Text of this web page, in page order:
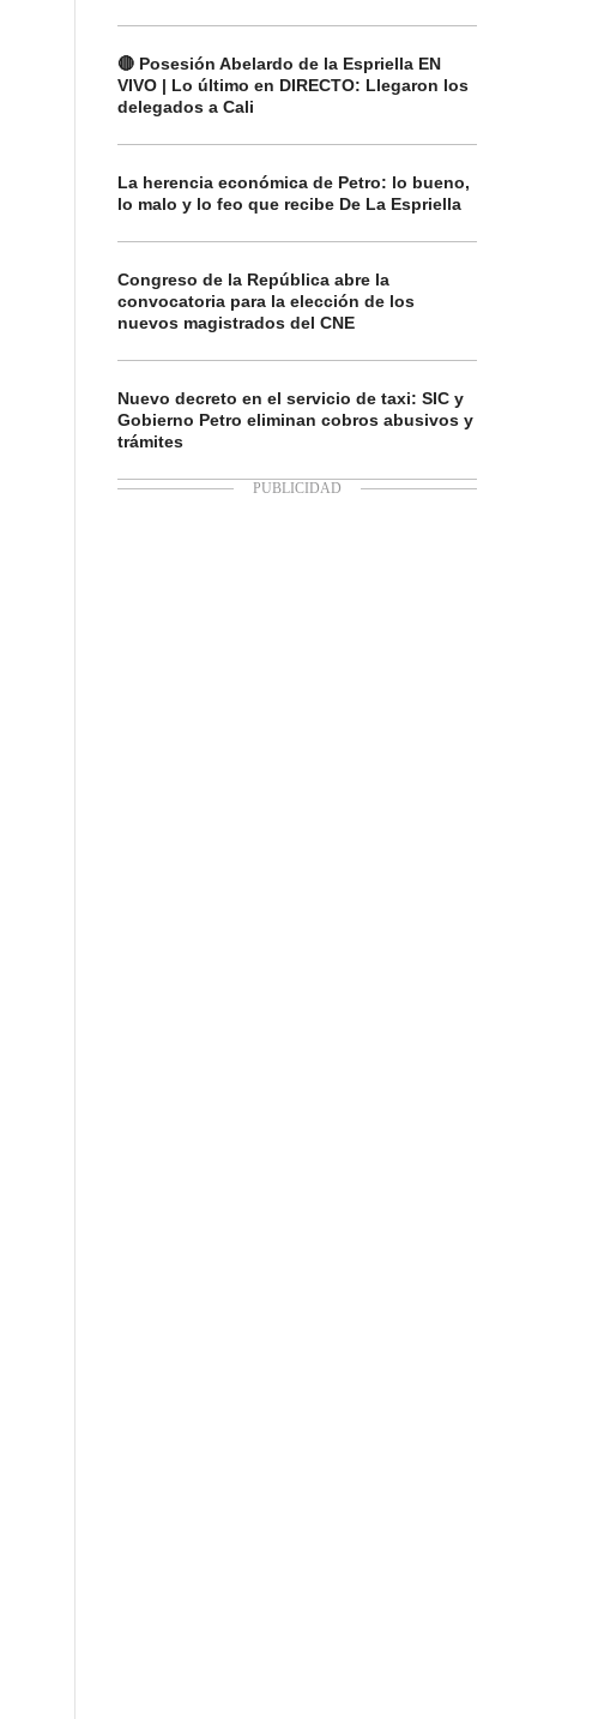
🔴 Posesión Abelardo de la Espriella EN
VIVO | Lo último en DIRECTO: Llegaron los
delegados a Cali
La herencia económica de Petro: lo bueno,
lo malo y lo feo que recibe De La Espriella
Congreso de la República abre la
convocatoria para la elección de los
nuevos magistrados del CNE
Nuevo decreto en el servicio de taxi: SIC y
Gobierno Petro eliminan cobros abusivos y
trámites